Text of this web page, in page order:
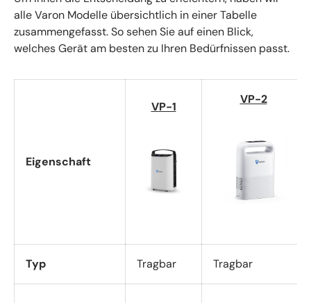
alle Varon Modelle übersichtlich in einer Tabelle
zusammengefasst. So sehen Sie auf einen Blick,
welches Gerät am besten zu Ihren Bedürfnissen passt.
Eigenschaft
VP-1
VP-2
Typ Tragbar Tragbar